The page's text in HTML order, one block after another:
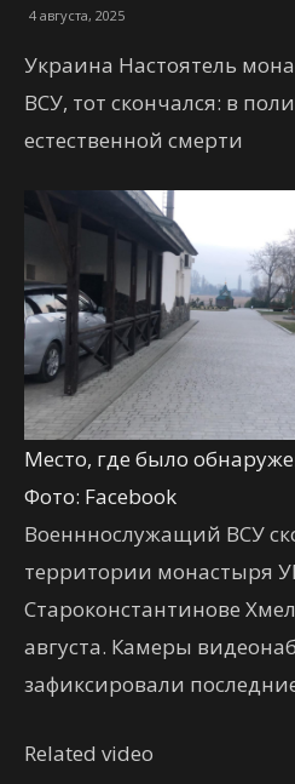
4 августа, 2025
Украина Настоятель
ВСУ, тот скончался: в
естественной смерти
Место, где было
Фото: Facebook
Военннослужащий ВСУ
территории монастыря
Староконстантинове
августа. Камеры
зафиксировали
Related video